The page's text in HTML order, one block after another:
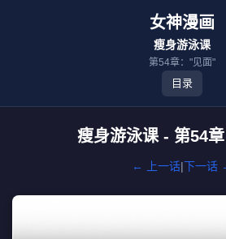
女神漫画
瘦身游泳课
第54章："见面"
目录
瘦身游泳课 - 第54
← 上一话|下一话